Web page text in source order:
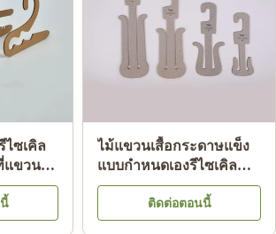
ษแข็ง
รต่อสิ่ง
สื้อ
ผู้ใหญ่
ไม้แขวนเสื้อชั้นในกระดาษ
แข็งที่ได้รับการรับรอง
ISO9001 FSC SGS พร้อม
กระดาษรีไซเคิล 100%
สำหรับการแสดงผลหน้า
ติดต่อตอนนี้